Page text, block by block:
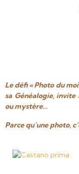
Le défi « Photo du
sa Généalogie,
ou mystère…
Parce qu’une photo,